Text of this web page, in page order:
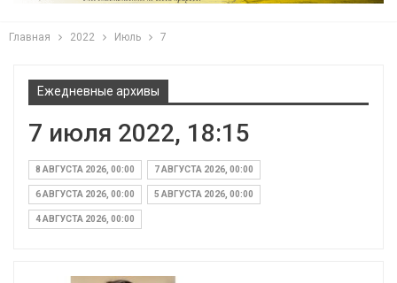
Главная 2022 Июль 7
Ежедневные архивы
7 июля 2022, 18:15
8 АВГУСТА 2026, 00:00 7 АВГУСТА 2026, 00:00
6 АВГУСТА 2026, 00:00 5 АВГУСТА 2026, 00:00
4 АВГУСТА 2026, 00:00